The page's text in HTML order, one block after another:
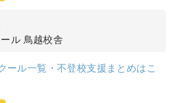
ル 鳥越校舎
ール一覧・不登校支援まとめはこ